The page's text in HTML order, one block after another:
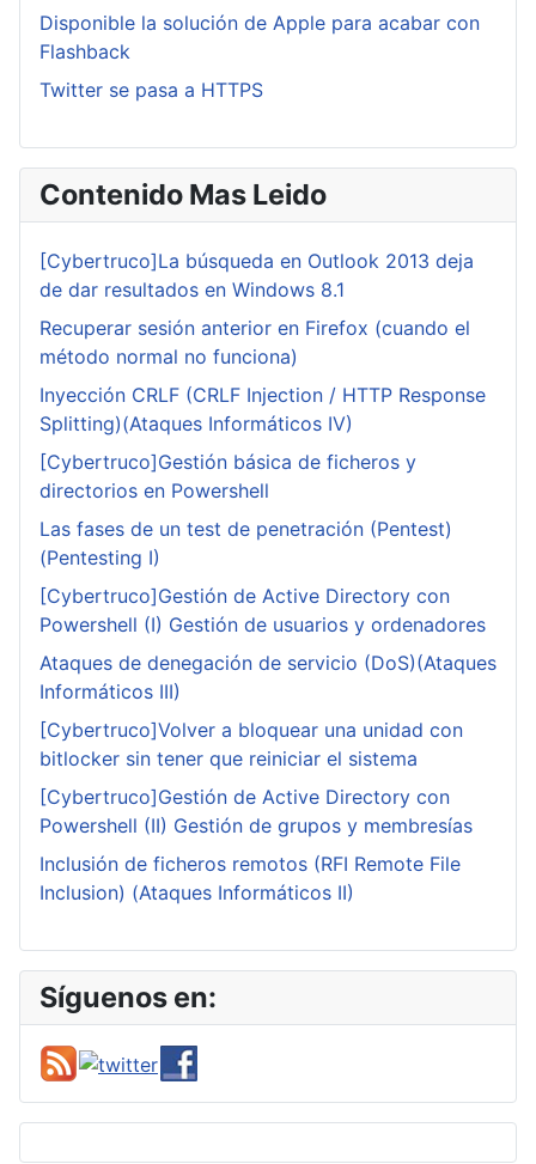
Disponible la solución de Apple para acabar con
Flashback
Twitter se pasa a HTTPS
Contenido Mas Leido
[Cybertruco]La búsqueda en Outlook 2013 deja
de dar resultados en Windows 8.1
Recuperar sesión anterior en Firefox (cuando el
método normal no funciona)
Inyección CRLF (CRLF Injection / HTTP Response
Splitting)(Ataques Informáticos IV)
[Cybertruco]Gestión básica de ficheros y
directorios en Powershell
Las fases de un test de penetración (Pentest)
(Pentesting I)
[Cybertruco]Gestión de Active Directory con
Powershell (I) Gestión de usuarios y ordenadores
Ataques de denegación de servicio (DoS)(Ataques
Informáticos III)
[Cybertruco]Volver a bloquear una unidad con
bitlocker sin tener que reiniciar el sistema
[Cybertruco]Gestión de Active Directory con
Powershell (II) Gestión de grupos y membresías
Inclusión de ficheros remotos (RFI Remote File
Inclusion) (Ataques Informáticos II)
Síguenos en: